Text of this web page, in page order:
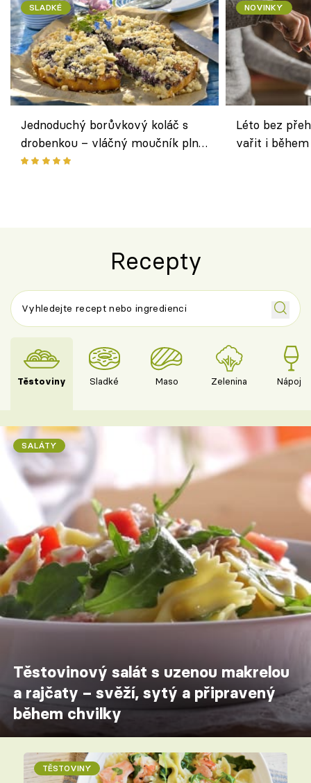
SLADKÉ
Jednoduchý borůvkový koláč s
drobenkou – vláčný moučník plný
ovoce
NOVINKY
Léto bez
vařit i
Recepty
Těstoviny Sladké Maso Zelenina Nápoje
SALÁTY
Těstovinový salát s uzenou makrelou
a rajčaty – svěží, sytý a připravený
během chvilky
TĚSTOVINY